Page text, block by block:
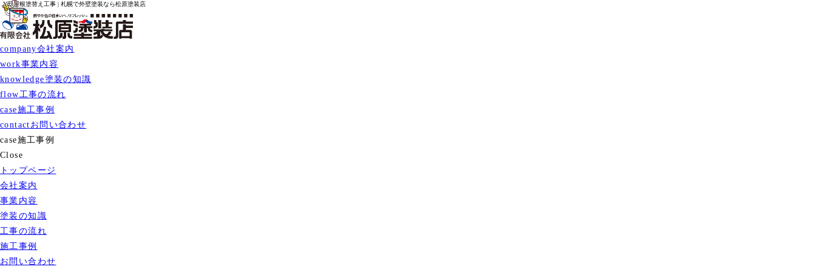
Y邸屋根塗替え工事 | 札幌で外壁塗装なら松原塗装店
company会社案内
work事業内容
knowledge塗装の知識
flow工事の流れ
case施工事例
contact お問い合わせ
case施工事例
Close
トップページ
会社案内
事業内容
塗装の知識
工事の流れ
施工事例
お問い合わせ